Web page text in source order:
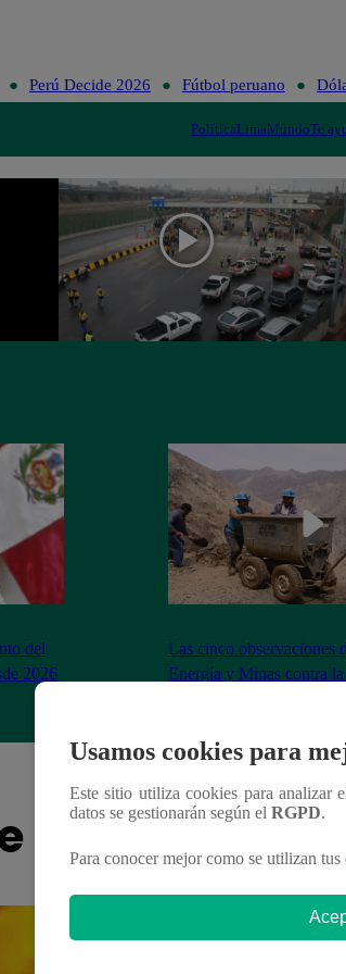
Perú Decide 2026 Fútbol peruano
PolíticaLimaMundoTe
del
2026
Las cinco observaciones
Energía y Minas contra
puede
Usamos cookies para
Este sitio utiliza cookies para analizar
datos se gestionarán según el RGPD.
Para conocer mejor como se utilizan